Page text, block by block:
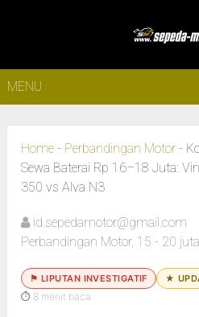
MENU
Home - Perbandingan Motor -
Sewa Baterai Rp 16–18 Juta:
350 vs Alva N3
id.sepedamotor@gmail.com
Perbandingan Motor, 15 - 20 juta
⚑ LIPUTAN INVESTIGATIF ★
⏱ 8 menit baca